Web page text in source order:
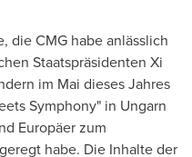
die CMG habe anlässlich
Staatspräsidenten Xi
im Mai dieses Jahres
Symphony" in Ungarn
Europäer zum
habe. Die Inhalte der